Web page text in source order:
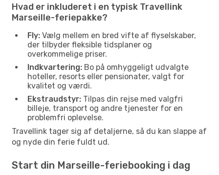
Hvad er inkluderet i en typisk Travellink
Marseille-feriepakke?
Fly: Vælg mellem en bred vifte af flyselskaber,
der tilbyder fleksible tidsplaner og
overkommelige priser.
Indkvartering: Bo på omhyggeligt udvalgte
hoteller, resorts eller pensionater, valgt for
kvalitet og værdi.
Ekstraudstyr: Tilpas din rejse med valgfri
billeje, transport og andre tjenester for en
problemfri oplevelse.
Travellink tager sig af detaljerne, så du kan slappe af
og nyde din ferie fuldt ud.
Start din Marseille-feriebooking i dag